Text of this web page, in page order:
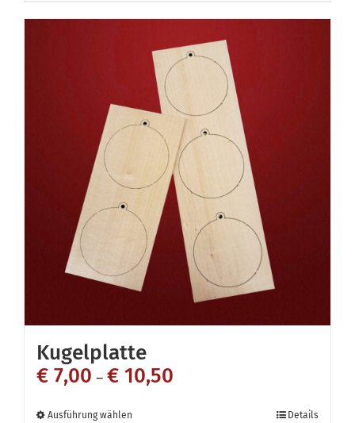
mehrere
Varianten
Die
Optionen
können
der
Produktseite
gewählt
Kugelplatte
€ 7,00 – € 10,50
Ausführung wählen Details